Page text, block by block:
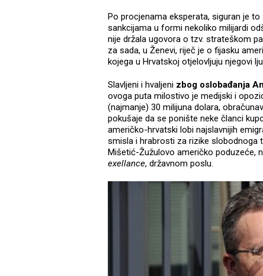
Po procjenama eksperata, siguran je
sankcijama u formi nekoliko milijardi
nije držala ugovora o tzv. strateškom
za sada, u Ženevi, riječ je o fijasku
kojega u Hrvatskoj otjelovljuju njegovi
Slavljeni i hvaljeni zbog oslobađanja
ovoga puta milostivo je medijski i
(najmanje) 30 milijuna dolara,
pokušaje da se ponište neke članci
američko-hrvatski lobi najslavnijih
smisla i hrabrosti za rizike slobodnoga
Mišetić-Žužulovo američko poduzeće,
exellance, državnom poslu.